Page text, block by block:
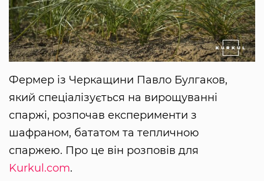
Фермер із Черкащини Павло Булгаков,
який спеціалізується на вирощуванні
спаржі, розпочав експерименти з
шафраном, бататом та тепличною
спаржею. Про це він розповів для
Kurkul.com.